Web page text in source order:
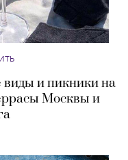
и пикники на
Москвы и